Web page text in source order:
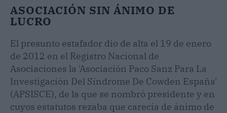
ASOCIACIÓN SIN ÁNIMO DE
LUCRO
El presunto estafador dio de alta el 19 de enero
de 2012 en el Registro Nacional de
Asociaciones la 'Asociación Paco Sanz Para La
Investigación Del Síndrome De Cowden España'
(APSISCE), de la que se nombró presidente y en
cuyos estatutos rezaba que carecía de ánimo de